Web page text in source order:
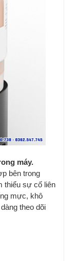
máy.
bên trong
thiểu sự cố liên
mực, khô
theo dõi